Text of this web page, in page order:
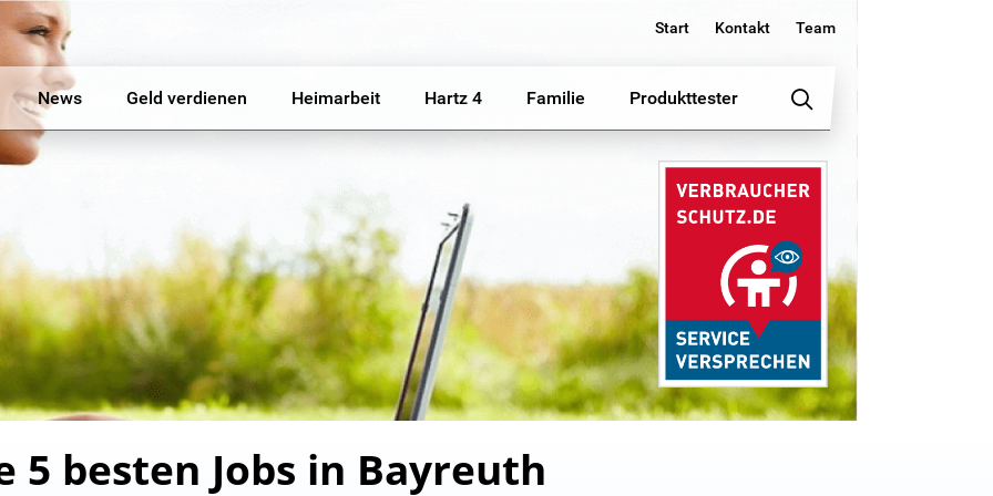
Start Kontakt Team
News Geld verdienen Heimarbeit Hartz 4 Familie Produkttester
5 besten Jobs in Bayreuth